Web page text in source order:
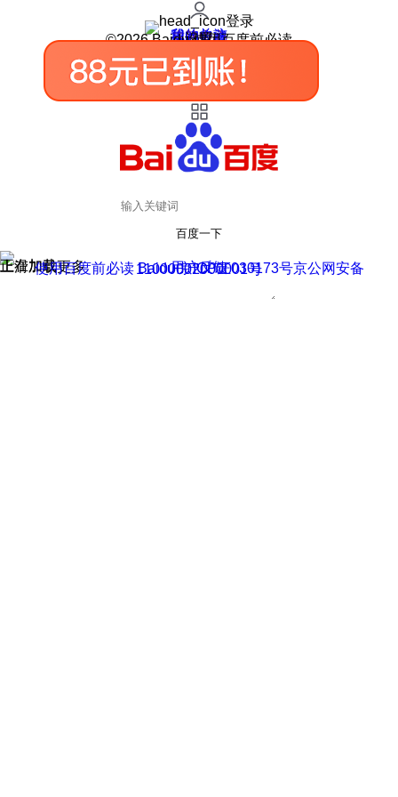
登录
我的关注
我的收藏
皮肤中心
用户反馈
设置
©2026 Baidu 使用百度前必读
百度一下
正在加载
上滑加载更多 用户反馈
使用百度前必读 Baidu 京ICP证030173号
京公网安备11000002000001号